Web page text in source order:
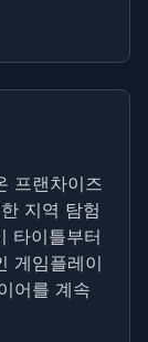
프랜차이즈
지역 탐험
타이틀부터
게임플레이
어를 계속